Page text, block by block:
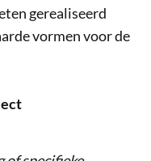
gerealiseerd
vormen voor de